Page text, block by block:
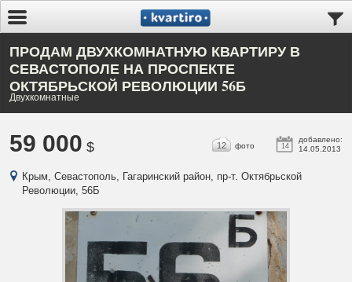
ПРОДАМ ДВУХКОМНАТНУЮ КВАРТИРУ В
СЕВАСТОПОЛЕ НА ПРОСПЕКТЕ
ОКТЯБРЬСКОЙ РЕВОЛЮЦИИ 56Б
Двухкомнатные
59 000 $ 14
добавлено:
14.05.2013
12 фото
Крым, Севастополь, Гагаринский район, пр-т. Октябрьской
Революции, 56Б